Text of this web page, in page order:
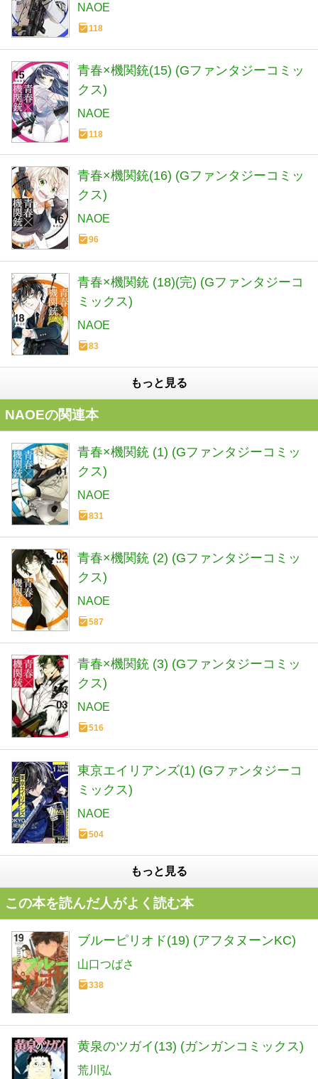
NAOE
118
青春×機関銃(15) (Gファンタジーコミッ
クス)
NAOE
118
青春×機関銃(16) (Gファンタジーコミッ
クス)
NAOE
96
青春×機関銃 (18)(完) (Gファンタジーコ
ミックス)
NAOE
83
もっと見る
NAOEの関連本
青春×機関銃 (1) (Gファンタジーコミッ
クス)
NAOE
831
青春×機関銃 (2) (Gファンタジーコミッ
クス)
NAOE
587
青春×機関銃 (3) (Gファンタジーコミッ
クス)
NAOE
516
東京エイリアンズ(1) (Gファンタジーコ
ミックス)
NAOE
504
もっと見る
この本を読んだ人がよく読む本
ブルーピリオド(19) (アフタヌーンKC)
山口つばさ
338
黄泉のツガイ(13) (ガンガンコミックス)
荒川弘